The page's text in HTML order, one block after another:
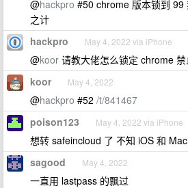
@hackpro #50 chrome 版本锁到 99
之计
hackpro May 4, 2022 via iPhone
@koor 请教大佬怎么锁定 chrome
koor May 4, 2022
@hackpro #52 /t/841467
poison123 May 4, 2022 via iPhone
想转 safeincloud 了 不知 iOS 和
sagood May 4, 2022
一直用 lastpass 的飘过